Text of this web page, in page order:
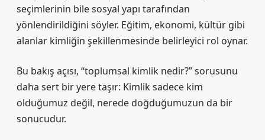
seçimlerinin bile sosyal yapı tarafından
yönlendirildiğini söyler. Eğitim, ekonomi, kültür gibi
alanlar kimliğin şekillenmesinde belirleyici rol oynar.
Bu bakış açısı, “toplumsal kimlik nedir?” sorusunu
daha sert bir yere taşır: Kimlik sadece kim
olduğumuz değil, nerede doğduğumuzun da bir
sonucudur.